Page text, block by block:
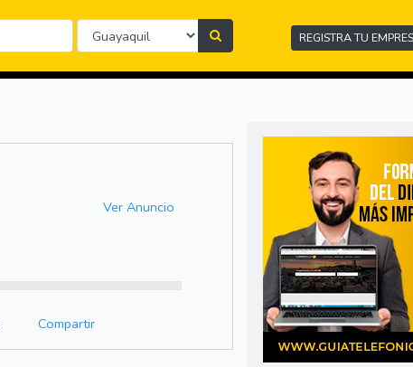
REGISTRA TU
Ver Anuncio
Compartir